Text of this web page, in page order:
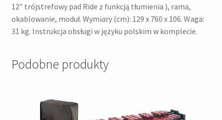
12″ trójstrefowy pad Ride z funkcją tłumienia ), rama,
okablowanie, moduł. Wymiary (cm): 129 x 760 x 106. Waga:
31 kg. Instrukcja obsługi w języku polskim w komplecie.
Podobne produkty